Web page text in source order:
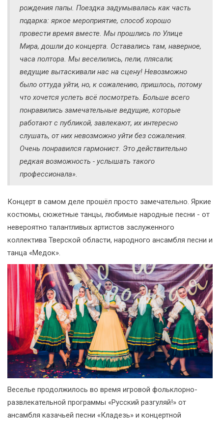
рождения папы. Поездка задумывалась как часть
подарка: яркое мероприятие, способ хорошо
провести время вместе. Мы прошлись по Улице
Мира, дошли до концерта. Оставались там, наверное,
часа полтора. Мы веселились, пели, плясали;
ведущие вытаскивали нас на сцену! Невозможно
было оттуда уйти, но, к сожалению, пришлось, потому
что хочется успеть всё посмотреть. Больше всего
понравились замечательные ведущие, которые
работают с публикой, завлекают, их интересно
слушать, от них невозможно уйти без сожаления.
Очень понравился гармонист. Это действительно
редкая возможность - услышать такого
профессионала».
Концерт в самом деле прошёл просто замечательно. Яркие
костюмы, сюжетные танцы, любимые народные песни - от
невероятно талантливых артистов заслуженного
коллектива Тверской области, народного ансамбля песни и
танца «Медок».
Веселье продолжилось во время игровой фольклорно-
развлекательной программы «Русский разгуляй!» от
ансамбля казачьей песни «Кладезь» и концертной